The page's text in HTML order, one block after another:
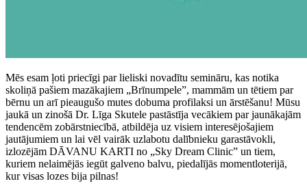
Mēs esam ļoti priecīgi par lieliski novadītu semināru, kas notika
skoliņā pašiem mazākajiem „Brīnumpele”, mammām un tētiem par
bērnu un arī pieaugušo mutes dobuma profilaksi un ārstēšanu! Mūsu
jaukā un zinošā Dr. Līga Skutele pastāstīja vecākiem par jaunākajām
tendencēm zobārstniecībā, atbildēja uz visiem interesējošajiem
jautājumiem un lai vēl vairāk uzlabotu dalībnieku garastāvokli,
izlozējām DĀVANU KARTI no „Sky Dream Clinic” un tiem,
kuriem nelaimējās iegūt galveno balvu, piedalījās momentloterijā,
kur visas lozes bija pilnas!